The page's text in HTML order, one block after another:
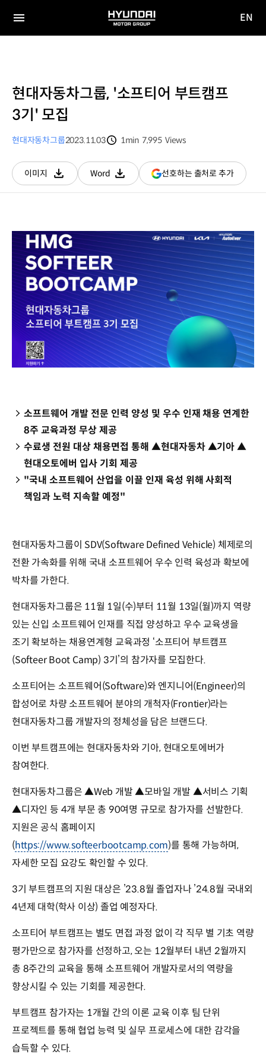
전체
HYUNDAI
MOTOR
EN
현대자동차그룹, '소프티어 부트캠프
3기' 모집
현대자동차그룹2023.11.03
1min 7,995 Views
이미지
다운로드
Word
다운로드
선호하는 출처로 추가(새
창
소프트웨어 개발 전문 인력 양성 및 우수 인재 채용 연계한
8주 교육과정 무상 제공
수료생 전원 대상 채용면접 통해 ▲현대자동차 ▲기아 ▲
현대오토에버 입사 기회 제공
"국내 소프트웨어 산업을 이끌 인재 육성 위해 사회적
책임과 노력 지속할 예정"
현대자동차그룹이 SDV(Software Defined Vehicle) 체제로의
전환 가속화를 위해 국내 소프트웨어 우수 인력 육성과 확보에
박차를 가한다.
현대자동차그룹은 11월 1일(수)부터 11월 13일(월)까지 역량
있는 신입 소프트웨어 인재를 직접 양성하고 우수 교육생을
조기 확보하는 채용연계형 교육과정 ‘소프티어 부트캠프
(Softeer Boot Camp) 3기’의 참가자를 모집한다.
소프티어는 소프트웨어(Software)와 엔지니어(Engineer)의
합성어로 차량 소프트웨어 분야의 개척자(Frontier)라는
현대자동차그룹 개발자의 정체성을 담은 브랜드다.
이번 부트캠프에는 현대자동차와 기아, 현대오토에버가
참여한다.
현대자동차그룹은 ▲Web 개발 ▲모바일 개발 ▲서비스 기획
▲디자인 등 4개 부문 총 90여명 규모로 참가자를 선발한다.
지원은 공식 홈페이지
(https://www.softeerbootcamp.com)를 통해 가능하며,
자세한 모집 요강도 확인할 수 있다.
3기 부트캠프의 지원 대상은 ’23.8월 졸업자나 ’24.8월 국내외
4년제 대학(학사 이상) 졸업 예정자다.
소프티어 부트캠프는 별도 면접 과정 없이 각 직무 별 기초 역량
평가만으로 참가자를 선정하고, 오는 12월부터 내년 2월까지
총 8주간의 교육을 통해 소프트웨어 개발자로서의 역량을
향상시킬 수 있는 기회를 제공한다.
부트캠프 참가자는 1개월 간의 이론 교육 이후 팀 단위
프로젝트를 통해 협업 능력 및 실무 프로세스에 대한 감각을
습득할 수 있다.